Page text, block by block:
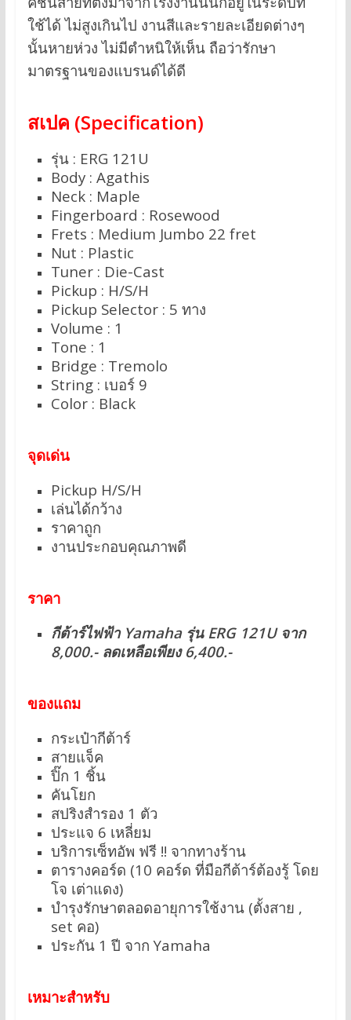
ใช้ได้ ไม่สูงเกินไป งานสีและรายละเอียดต่างๆ
นั้นหายห่วง ไม่มีตำหนิให้เห็น ถือว่ารักษา
มาตรฐานของแบรนด์ได้ดี
สเปค (Specification)
รุ่น : ERG 121U
Body : Agathis
Neck : Maple
Fingerboard : Rosewood
Frets : Medium Jumbo 22 fret
Nut : Plastic
Tuner : Die-Cast
Pickup : H/S/H
Pickup Selector : 5 ทาง
Volume : 1
Tone : 1
Bridge : Tremolo
String : เบอร์ 9
Color : Black
จุดเด่น
Pickup H/S/H
เล่นได้กว้าง
ราคาถูก
งานประกอบคุณภาพดี
ราคา
กีต้าร์ไฟฟ้า Yamaha รุ่น ERG 121U จาก
8,000.- ลดเหลือเพียง 6,400.-
ของแถม
กระเป๋ากีต้าร์
สายแจ็ค
ปิ๊ก 1 ชิ้น
คันโยก
สปริงสำรอง 1 ตัว
ประแจ 6 เหลี่ยม
บริการเซ็ทอัพ ฟรี !! จากทางร้าน
ตารางคอร์ด (10 คอร์ด ที่มือกีต้าร์ต้องรู้ โดย
โจ เต่าแดง)
บำรุงรักษาตลอดอายุการใช้งาน (ตั้งสาย ,
set คอ)
ประกัน 1 ปี จาก Yamaha
เหมาะสำหรับ